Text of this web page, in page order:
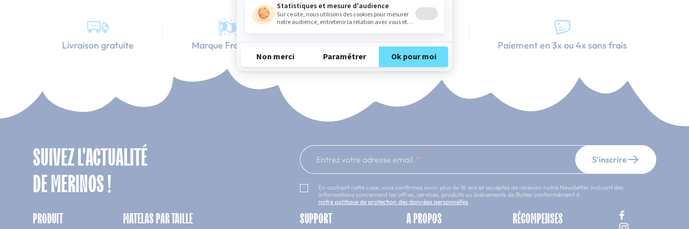
Livraison gratuite Marque Française Service client à votre écoute Paiement en 3x ou 4x sans frais
SUIVEZ L'ACTUALITÉ
DE MERINOS !
Entrez votre adresse email S'inscrire
En cochant cette case, vous confirmez avoir plus de 16 ans et acceptez de recevoir notre Newsletter incluant des
informations concernant les offres, services, produits ou évènements de Bultex conformément à
notre politique de protection des données personnelles
PRODUIT MATELAS PAR TAILLE SUPPORT A PROPOS RÉCOMPENSES